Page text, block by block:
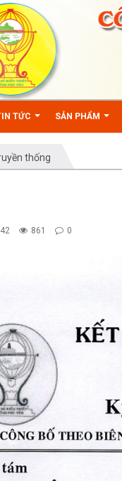
TỨC SẢN PHẨM
thống
861 0